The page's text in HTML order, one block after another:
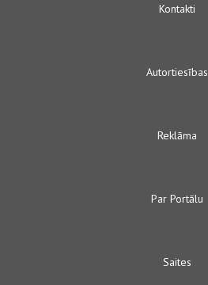
Kontakti
Autortiesības
Reklāma
Par Portālu
Saites